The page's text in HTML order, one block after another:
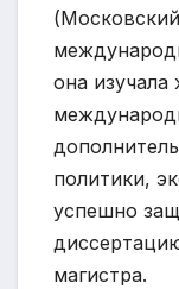
она изучала
политики,
успешно
магистра.